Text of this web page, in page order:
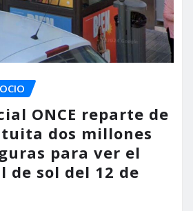
OCIO
ONCE reparte de
dos millones
para ver el
de sol del 12 de